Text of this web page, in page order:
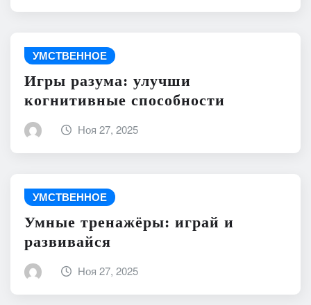
УМСТВЕННОЕ
Игры разума: улучши
когнитивные способности
Ноя 27, 2025
УМСТВЕННОЕ
Умные тренажёры: играй и
развивайся
Ноя 27, 2025